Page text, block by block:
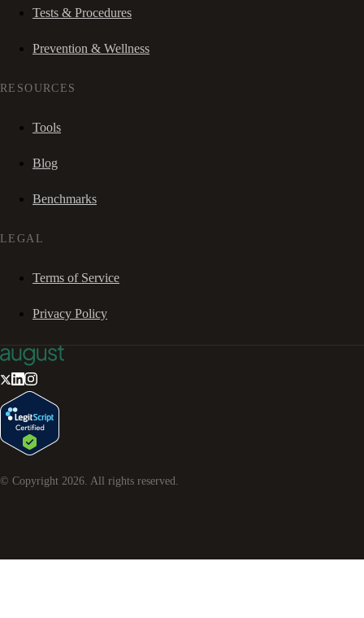
Tests & Procedures
Prevention & Wellness
RESOURCES
Tools
Blog
Benchmarks
LEGAL
Terms of Service
Privacy Policy
© Copyright 2026 . All rights reserved.